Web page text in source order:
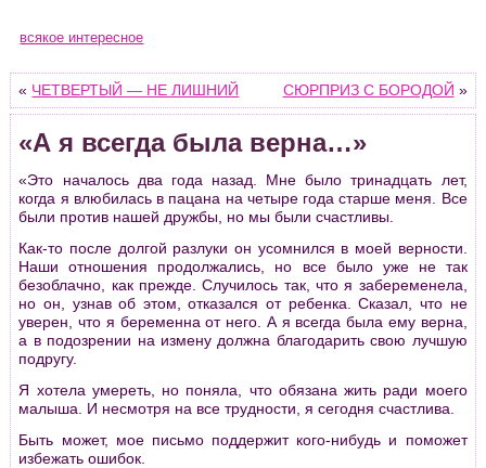
всякое интересное
« ЧЕТВЕРТЫЙ — НЕ ЛИШНИЙ СЮРПРИЗ С БОРОДОЙ »
«А я всегда была верна…»
«Это началось два года назад. Мне было тринадцать лет,
когда я влюбилась в пацана на четыре года старше меня. Все
были против нашей дружбы, но мы были счастливы.
Как-то после долгой разлуки он усомнился в моей верности.
Наши отношения продолжались, но все было уже не так
безоблачно, как прежде. Случилось так, что я забеременела,
но он, узнав об этом, отказался от ребенка. Сказал, что не
уверен, что я беременна от него. А я всегда была ему верна,
а в подозрении на измену должна благодарить свою лучшую
подругу.
Я хотела умереть, но поняла, что обязана жить ради моего
малыша. И несмотря на все трудности, я сегодня счастлива.
Быть может, мое письмо поддержит кого-нибудь и поможет
избежать ошибок.